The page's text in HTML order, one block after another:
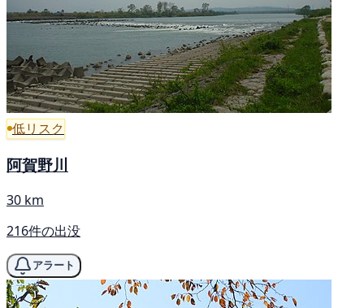
低リスク
阿賀野川
30 km
216件の出没
アラート